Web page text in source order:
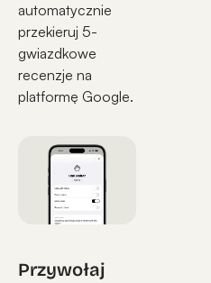
automatycznie
przekieruj 5-
gwiazdkowe
recenzje na
platformę Google.
Przywołaj